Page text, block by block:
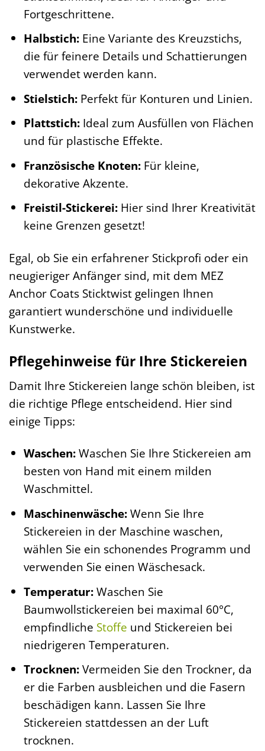
Fortgeschrittene.
Halbstich:Eine Variante des Kreuzstichs,
die für feinere Details und Schattierungen
verwendet werden kann.
Stielstich:Perfekt für Konturen und Linien.
Plattstich:Ideal zum Ausfüllen von Flächen
und für plastische Effekte.
Französische Knoten:Für kleine,
dekorative Akzente.
Freistil-Stickerei:Hier sind Ihrer Kreativität
keine Grenzen gesetzt!
Egal, ob Sie ein erfahrener Stickprofi oder ein
neugieriger Anfänger sind, mit dem MEZ
Anchor Coats Sticktwist gelingen Ihnen
garantiert wunderschöne und individuelle
Kunstwerke.
Pflegehinweise für Ihre Stickereien
Damit Ihre Stickereien lange schön bleiben, ist
die richtige Pflege entscheidend. Hier sind
einige Tipps:
Waschen:Waschen Sie Ihre Stickereien am
besten von Hand mit einem milden
Waschmittel.
Maschinenwäsche:Wenn Sie Ihre
Stickereien in der Maschine waschen,
wählen Sie ein schonendes Programm und
verwenden Sie einen Wäschesack.
Temperatur:Waschen Sie
Baumwollstickereien bei maximal 60°C,
empfindliche Stoffe und Stickereien bei
niedrigeren Temperaturen.
Trocknen:Vermeiden Sie den Trockner, da
er die Farben ausbleichen und die Fasern
beschädigen kann. Lassen Sie Ihre
Stickereien stattdessen an der Luft
trocknen.